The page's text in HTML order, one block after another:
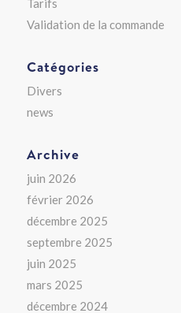
Tarifs
Validation de la commande
Catégories
Divers
news
Archive
juin 2026
février 2026
décembre 2025
septembre 2025
juin 2025
mars 2025
décembre 2024